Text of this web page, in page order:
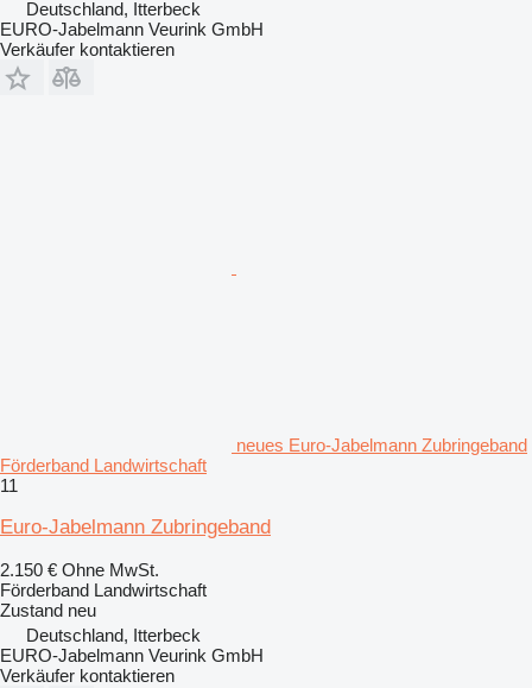
Deutschland, Itterbeck
EURO-Jabelmann Veurink GmbH
Verkäufer kontaktieren
neues Euro-Jabelmann Zubringeband
Förderband Landwirtschaft
11
Euro-Jabelmann Zubringeband
2.150 € Ohne MwSt.
Förderband Landwirtschaft
Zustand neu
Deutschland, Itterbeck
EURO-Jabelmann Veurink GmbH
Verkäufer kontaktieren